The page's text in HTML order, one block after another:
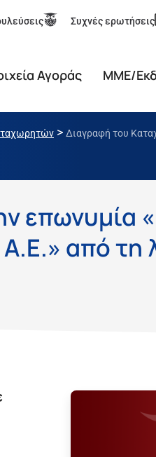
Συχνές ερωτήσεις
Αγοράς ΜΜΕ/
> Διαγραφή του
επωνυμία
από τη